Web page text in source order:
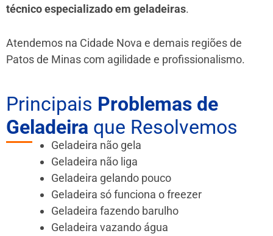
técnico especializado em geladeiras.
Atendemos na Cidade Nova e demais regiões de
Patos de Minascom agilidade e profissionalismo.
Principais Problemas de
Geladeira que Resolvemos
Geladeira não gela
Geladeira não liga
Geladeira gelando pouco
Geladeira só funciona o freezer
Geladeira fazendo barulho
Geladeira vazando água